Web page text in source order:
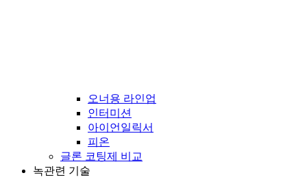
오너용 라인업
인터미션
아이언일릭서
피온
글론 코팅제 비교
녹관련 기술